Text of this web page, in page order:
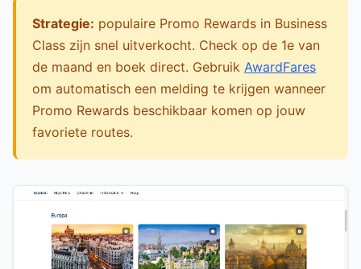
Strategie: populaire Promo Rewards in Business
Class zijn snel uitverkocht. Check op de 1e van
de maand en boek direct. Gebruik AwardFares
om automatisch een melding te krijgen wanneer
Promo Rewards beschikbaar komen op jouw
favoriete routes.